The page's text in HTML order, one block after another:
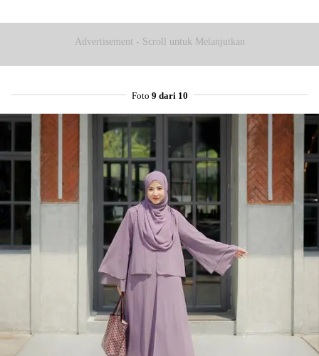
Advertisement - Scroll untuk Melanjutkan
Foto 9 dari 10